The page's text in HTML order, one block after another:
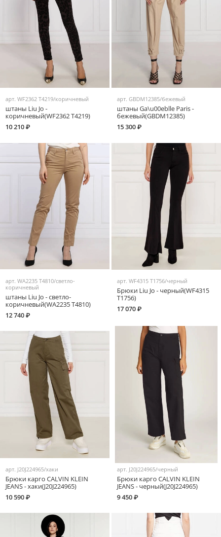
арт.WF2362 T4219/коричневый
штаны Liu Jo -
коричневый(WF2362 T4219)
10 210 ₽
арт. GBDM12385/бежевый
штаны Ga\u00eblle Paris -
бежевый(GBDM12385)
15 300 ₽
арт.WA2235 T4810/светло-
коричневый
штаны Liu Jo - светло-
коричневый(WA2235 T4810)
12 740 ₽
арт. WF4315 T1756/черный
Брюки Liu Jo - черный(WF4315
T1756)
17 070 ₽
арт. J20J224965/хаки
Брюки карго CALVIN KLEIN
JEANS - хаки(J20J224965)
10 590 ₽
арт. J20J224965/черный
Брюки карго CALVIN KLEIN
JEANS - черный(J20J224965)
9 450 ₽